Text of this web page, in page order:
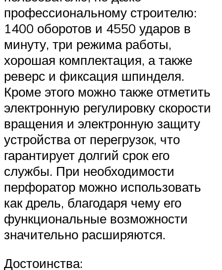
профессиональному строителю:
1400 оборотов и 4550 ударов в
минуту, три режима работы,
хорошая комплектация, а также
реверс и фиксация шпинделя.
Кроме этого можно также отметить
электронную регулировку скорости
вращения и электронную защиту
устройства от перегрузок, что
гарантирует долгий срок его
службы. При необходимости
перфоратор можно использовать
как дрель, благодаря чему его
функциональные возможности
значительно расширяются.
Достоинства: